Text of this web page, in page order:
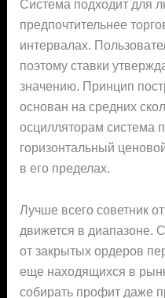
Система подходит для
предпочтительнее
интервалах.
поэтому ставки
значению. Принцип
основан на средних
осцилляторам система
горизонтальный
в его пределах.
Лучше всего советник
движется в диапазоне.
от закрытых ордеров
еще находящихся в
собирать профит даже